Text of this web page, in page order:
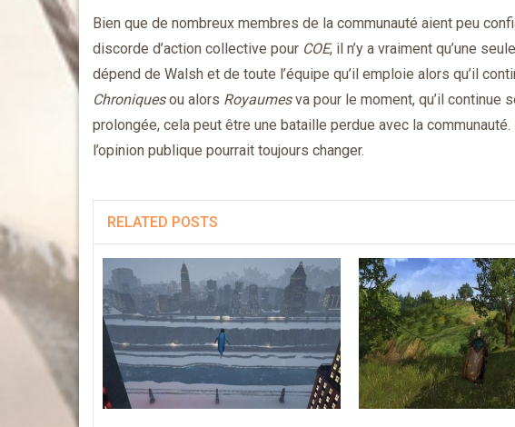
Bien que de nombreux membres de la communauté aient peu
discorde d’action collective pour COE, il n’y a vraiment qu’une
dépend de Walsh et de toute l’équipe qu’il emploie alors qu’il
Chroniquesou alors Royaumesva pour le moment, qu’il continue
prolongée, cela peut être une bataille perdue avec la
l’opinion publique pourrait toujours changer.
RELATED POSTS